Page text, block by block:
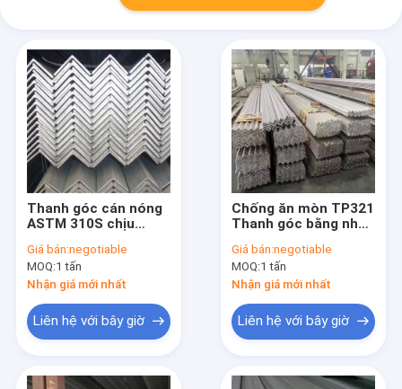
Thanh góc cán nóng
ASTM 310S chịu
ngâm
Giá bán:negotiable
MOQ:1 tấn
Nhận giá mới nhất
Liên hệ với bây giờ
Chống ăn mòn TP321
Thanh góc bằng nhau
cán nóng
Giá bán:negotiable
MOQ:1 tấn
Nhận giá mới nhất
Liên hệ với bây giờ